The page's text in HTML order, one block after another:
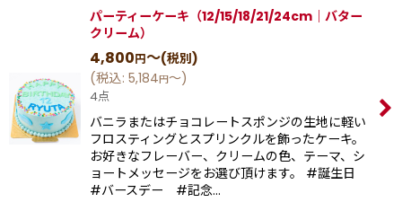
パーティーケーキ（12/15/18/21/24cm｜バター
クリーム）
4,800円～(税別)
(税込: 5,184円～)
4点
バニラまたはチョコレートスポンジの生地に軽い
フロスティングとスプリンクルを飾ったケーキ。
お好きなフレーバー、クリームの色、テーマ、シ
ョートメッセージをお選び頂けます。 #誕生日
#バースデー #記念…